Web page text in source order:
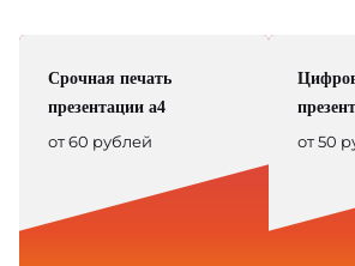
Срочная печать
презентации а4
от 60 рублей
от 50